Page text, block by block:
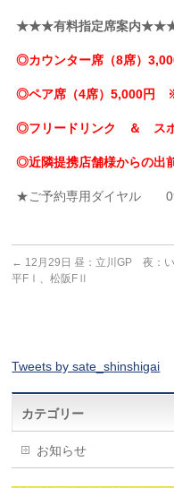
★★★有料指定席案内
◎カウンター席（8席）
◎ペア席（4席）5,000円
◎フリードリンク ＆ スポ
◎近隣提携店舗様からの出
★ご予約専用ダイヤル
← 12月29日 昼：立川GP 夜：
平FⅠ、松阪FⅡ
Tweets by sate_shinshigai
カテゴリー
お知らせ